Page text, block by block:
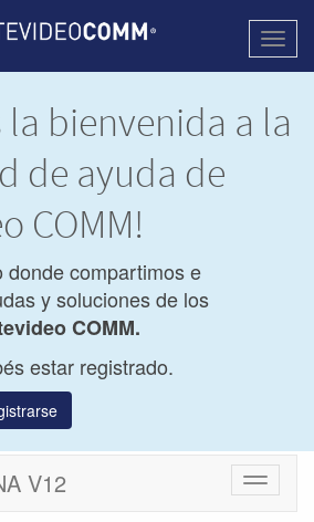
la bienvenida a la
de ayuda de
COMM!
donde compartimos e
y soluciones de los
COMM.
estar registrado.
Cambiar
V12